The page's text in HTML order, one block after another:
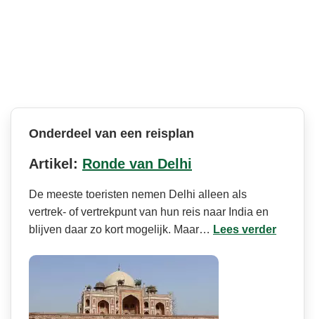
Onderdeel van een reisplan
Artikel: Ronde van Delhi
De meeste toeristen nemen Delhi alleen als
vertrek- of vertrekpunt van hun reis naar India en
blijven daar zo kort mogelijk. Maar… Lees verder